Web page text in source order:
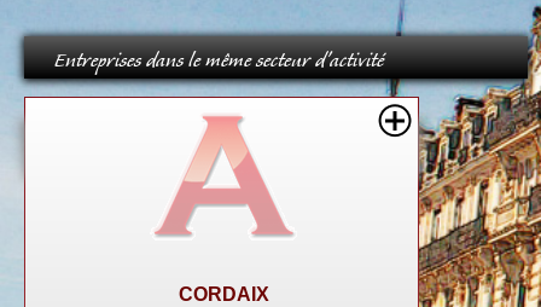
Entreprises dans le même secteur d'activité
CORDAIX